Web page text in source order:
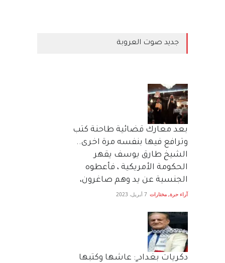
جديد صوت العروبة
بعد معارك قضائية طاحنة كتب
وترافع فيها بنفسه مرة اخرى..
الشيخ طارق يوسف يقهر
الحكومة الأمريكية ، فأعطوه
الجنسية عن يد وهم صاغرون،
آراء حرة, مختارات 7 أبريل، 2023
دكريات بغداد ٍ: عاشها وكتبها